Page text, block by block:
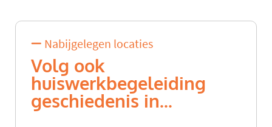
Nabijgelegen locaties
Volg ook
huiswerkbegeleiding
geschiedenis in...